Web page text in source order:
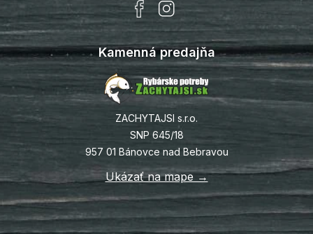
Kamenná predajňa
ZACHYTAJSI s.r.o.
SNP 645/18
957 01 Bánovce nad Bebravou
Ukázať na mape →